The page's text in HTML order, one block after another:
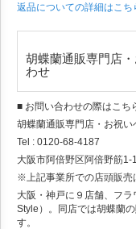
返品についての詳細はこち
胡蝶蘭通販専門店
わせ
■ お問い合わせの際はこち
胡蝶蘭通販専門店・お祝い
Tel : 0120-68-4187
大阪市阿倍野区阿倍野筋
※上記事業所での店頭販売
大阪・神戸に９店舗、フ
Style）。同店では胡蝶蘭
す。